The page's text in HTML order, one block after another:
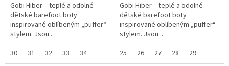
Gobi Hiber – teplé a odolné
dětské barefoot boty
inspirované oblíbeným „puffer“
stylem. Jsou...
30
31 32 33 34
Gobi Hiber – teplé a odolné
dětské barefoot boty
inspirované oblíbeným „puffer“
stylem. Jsou...
25
26 27 28 29